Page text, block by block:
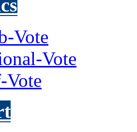
Vote
Vote
Vote